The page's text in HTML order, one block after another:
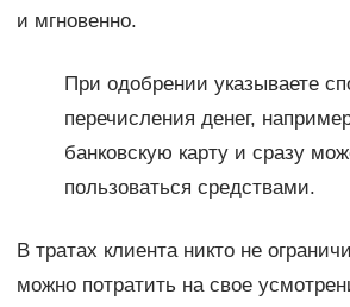
и мгновенно.
При одобрении указываете
перечисления денег,
банковскую карту и сразу
пользоваться средствами.
В тратах клиента никто не
можно потратить на свое